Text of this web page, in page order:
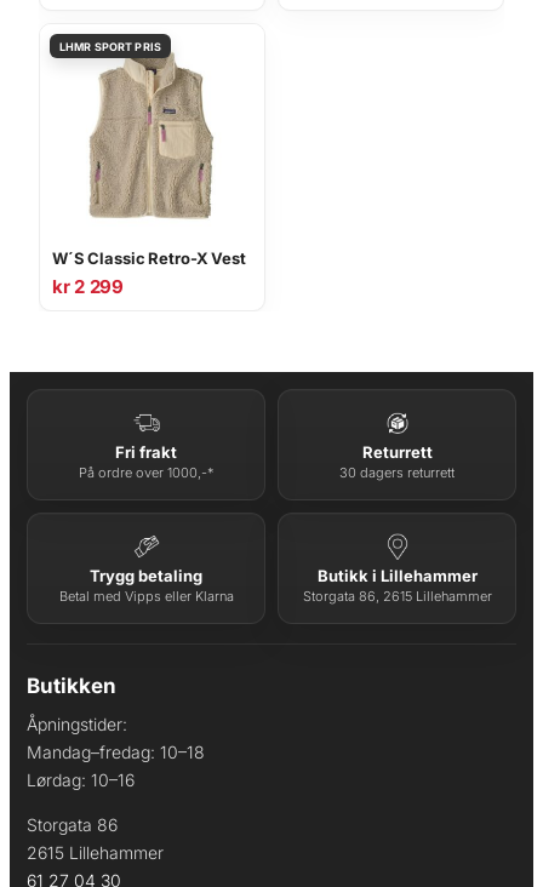
W´S Classic Retro-X Vest
kr2 299
Fri frakt
På ordre over 1000,-*
Returrett
30 dagers returrett
Trygg betaling
Betal med Vipps eller Klarna
Butikk i Lillehammer
Storgata 86, 2615 Lillehammer
Butikken
Åpningstider:
Mandag–fredag: 10–18
Lørdag: 10–16
Storgata 86
2615 Lillehammer
61 27 04 30